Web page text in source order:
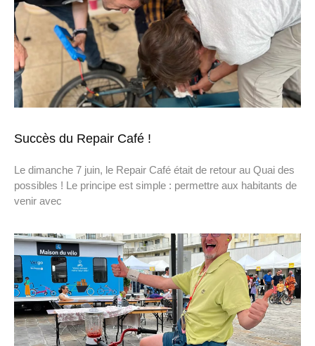
Succès du Repair Café !
Le dimanche 7 juin, le Repair Café était de retour au Quai des
possibles ! Le principe est simple : permettre aux habitants de
venir avec